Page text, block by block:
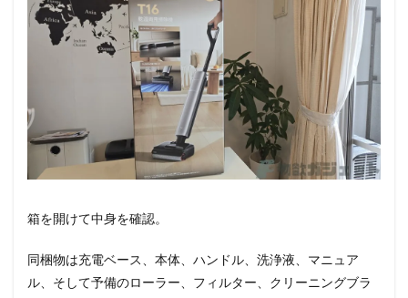
箱を開けて中身を確認。
同梱物は充電ベース、本体、ハンドル、洗浄液、マニュア
ル、そして予備のローラー、フィルター、クリーニングブラ